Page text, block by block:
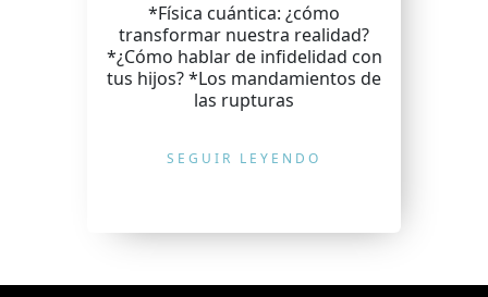
*Física cuántica: ¿cómo
transformar nuestra realidad?
*¿Cómo hablar de infidelidad con
tus hijos? *Los mandamientos de
las rupturas
SEGUIR LEYENDO